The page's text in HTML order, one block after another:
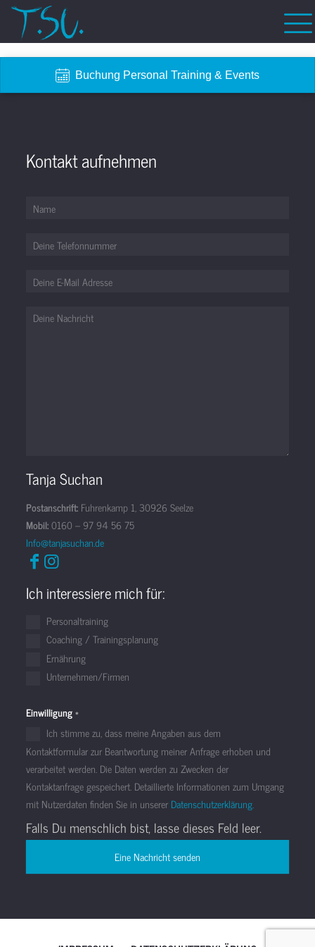
Kontakt aufnehmen
Tanja Suchan
Postanschrift: Fuhrenkamp 1, 30926 Seelze
Mobil:0160 – 97 94 56 75
Info@tanjasuchan.de
Ich interessiere mich für:
Personaltraining
Coaching / Trainingsplanung
Ernährung
Unternehmen/Firmen
Einwilligung*
Ich stimme zu, dass meine Angaben aus dem
Kontaktformular zur Beantwortung meiner Anfrage erhoben und
verarbeitet werden. Die Daten werden zu Zwecken der
Kontaktanfrage gespeichert. Detaillierte Informationen zum Umgang
mit Nutzerdaten finden Sie in unserer Datenschutzerklärung.
Falls Du menschlich bist, lasse dieses Feld leer.
Eine Nachricht senden
Buchung Personal Training & Events